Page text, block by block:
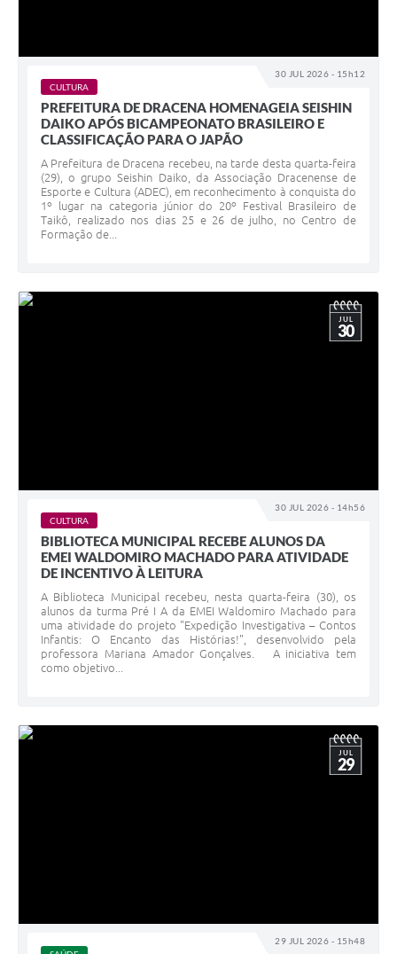
30 JUL 2026 - 15h12
CULTURA
PREFEITURA DE DRACENA HOMENAGEIA SEISHIN
DAIKO APÓS BICAMPEONATO BRASILEIRO E
CLASSIFICAÇÃO PARA O JAPÃO
A Prefeitura de Dracena recebeu, na tarde desta quarta-feira
(29), o grupo Seishin Daiko, da Associação Dracenense de
Esporte e Cultura (ADEC), em reconhecimento à conquista do
1º lugar na categoria júnior do 20º Festival Brasileiro de
Taikô, realizado nos dias 25 e 26 de julho, no Centro de
Formação de...
30 JUL 2026 - 14h56
JUL
30
CULTURA
BIBLIOTECA MUNICIPAL RECEBE ALUNOS DA
EMEI WALDOMIRO MACHADO PARA ATIVIDADE
DE INCENTIVO À LEITURA
A Biblioteca Municipal recebeu, nesta quarta-feira (30), os
alunos da turma Pré I A da EMEI Waldomiro Machado para
uma atividade do projeto "Expedição Investigativa – Contos
Infantis: O Encanto das Histórias!", desenvolvido pela
professora Mariana Amador Gonçalves. A iniciativa tem
como objetivo...
29 JUL 2026 - 15h48
JUL
29